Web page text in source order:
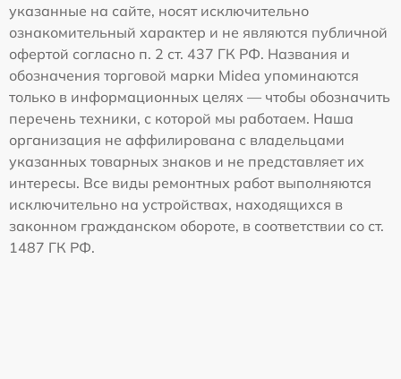
указанные на сайте, носят исключительно
ознакомительный характер и не являются публичной
офертой согласно п. 2 ст. 437 ГК РФ. Названия и
обозначения торговой марки Midea упоминаются
только в информационных целях — чтобы обозначить
перечень техники, с которой мы работаем. Наша
организация не аффилирована с владельцами
указанных товарных знаков и не представляет их
интересы. Все виды ремонтных работ выполняются
исключительно на устройствах, находящихся в
законном гражданском обороте, в соответствии со ст.
1487 ГК РФ.